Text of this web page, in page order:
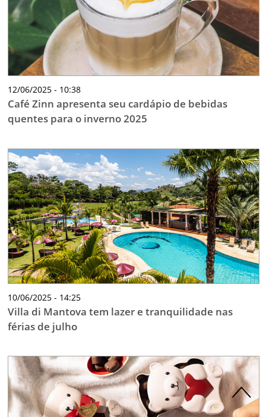
12/06/2025 - 10:38
Café Zinn apresenta seu cardápio de bebidas
quentes para o inverno 2025
10/06/2025 - 14:25
Villa di Mantova tem lazer e tranquilidade nas
férias de julho